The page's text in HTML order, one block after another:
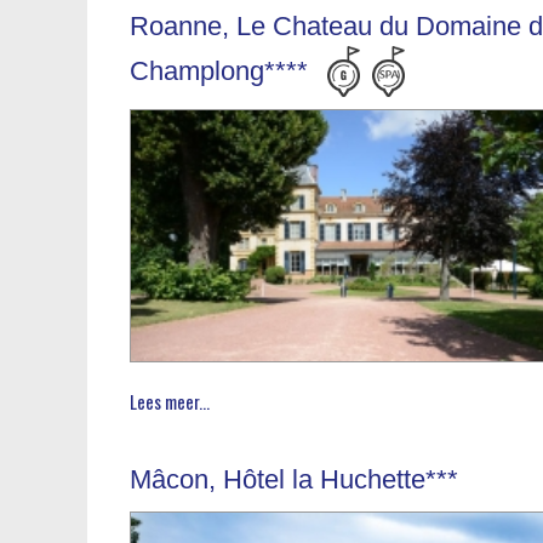
Roanne, Le Chateau du Domaine
Champlong****
Lees meer...
Mâcon, Hôtel la Huchette***